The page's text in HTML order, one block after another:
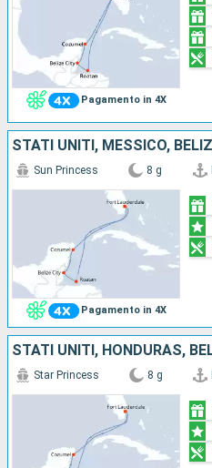
Pagamento in 4X
Pagamento in 4X
Sun Princess 8 g
Star Princess 8 g